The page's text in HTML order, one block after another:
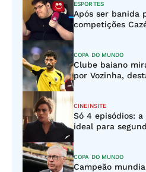
ESPORTES
Após ser banida
competições
COPA DO MUNDO
Clube baiano
por Vozinha,
CINEINSITE
Só 4 episódios:
ideal para
COPA DO MUNDO
Campeão